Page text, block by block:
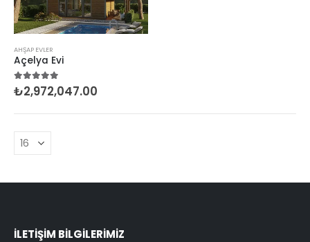
AHŞAP EVLER
Açelya Evi
5.005 üzerinden
₺2,972,047.00
ILETİŞİM BİLGİLERİMİZ